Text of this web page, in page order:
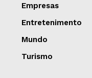
Empresas
Entretenimento
Mundo
Turismo